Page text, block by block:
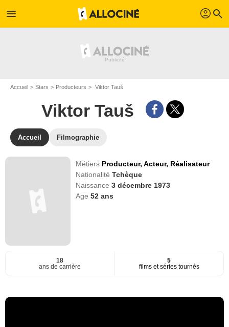
menu profil search
Accueil Stars Producteurs Viktor Tauš
Viktor Tauš
Accueil Filmographie
Métiers Producteur,Acteur, Réalisateur
NationalitéTchèque
Naissance3 décembre 1973
Age52 ans
18
ans de carrière
5
films et séries tournés